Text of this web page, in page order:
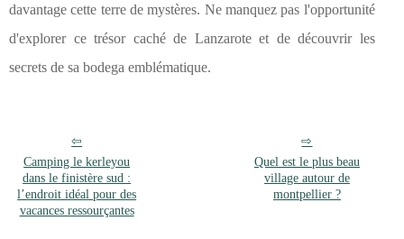
davantage cette terre de mystères. Ne manquez pas l'opportunité
d'explorer ce trésor caché de Lanzarote et de découvrir les
secrets de sa bodega emblématique.
Camping le kerleyou
dans le finistère sud :
l’endroit idéal pour des
vacances ressourçantes
Quel est le plus beau
village autour de
montpellier ?